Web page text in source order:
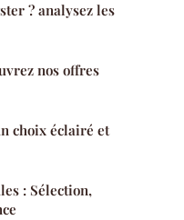
? analysez les
nos offres
choix éclairé et
: Sélection,